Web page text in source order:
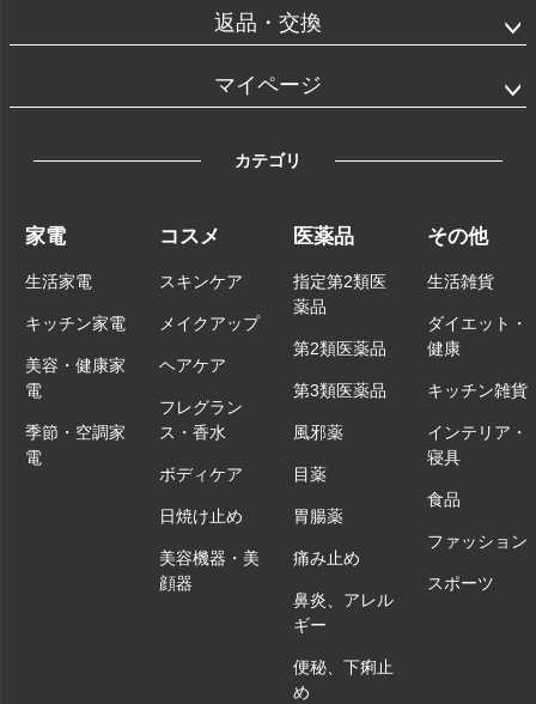
返品・交換
マイページ
カテゴリ
家電
生活家電
キッチン家電
美容・健康家
電
季節・空調家
電
コスメ
スキンケア
メイクアップ
ヘアケア
フレグラン
ス・香水
ボディケア
日焼け止め
美容機器・美
顔器
医薬品
指定第2類医
薬品
第2類医薬品
第3類医薬品
風邪薬
目薬
胃腸薬
痛み止め
鼻炎、アレル
ギー
便秘、下痢止
め
その他
生活雑貨
ダイエット・
健康
キッチン雑貨
インテリア・
寝具
食品
ファッション
スポーツ